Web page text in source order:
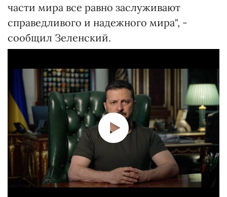
части мира все равно заслуживают
справедливого и надежного мира", -
сообщил Зеленский.